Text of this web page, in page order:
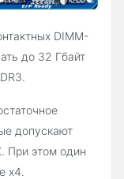
DIMM-
до 32 Гбайт
допускают
При этом один
x4.